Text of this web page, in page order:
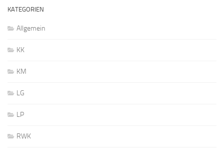
KATEGORIEN
Allgemein
KK
KM
LG
LP
RWK